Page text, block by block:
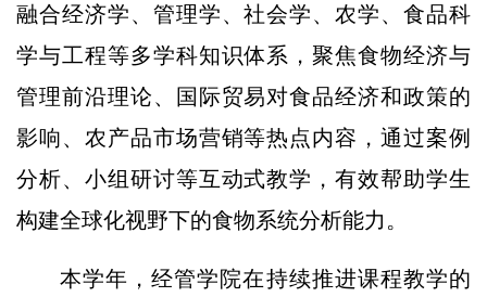
融合经济学、管理学、社会学、农学、食品科
学与工程等多学科知识体系，聚焦食物经济与
管理前沿理论、国际贸易对食品经济和政策的
影响、农产品市场营销等热点内容，通过案例
分析、小组研讨等互动式教学，有效帮助学生
构建全球化视野下的食物系统分析能力。
本学年，经管学院在持续推进课程教学的